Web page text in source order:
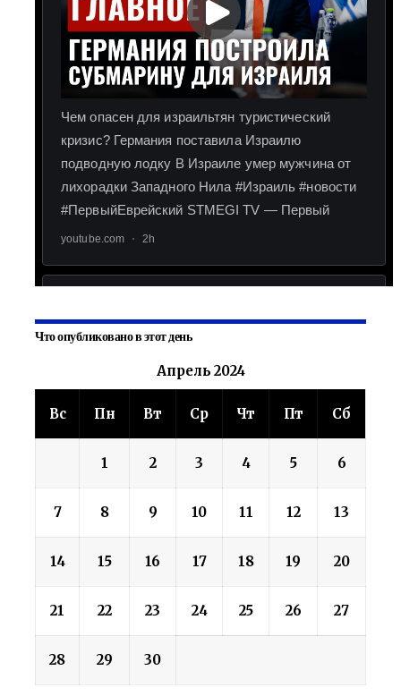
Что опубликовано в этот день
Апрель 2024
Вс Пн Вт Ср Чт Пт Сб
1 2 3 4 5 6
7 8 9 10 11 12 13
14 15 16 17 18 19 20
21 22 23 24 25 26 27
28 29 30